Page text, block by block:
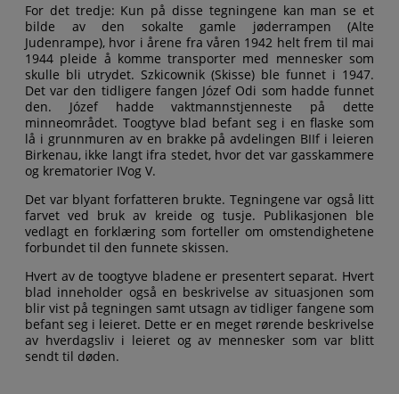
For det tredje: Kun på disse tegningene kan man se et
bilde av den sokalte gamle jøderrampen (Alte
Judenrampe), hvor i årene fra våren 1942 helt frem til mai
1944 pleide å komme transporter med mennesker som
skulle bli utrydet. Szkicownik (Skisse) ble funnet i 1947.
Det var den tidligere fangen Józef Odi som hadde funnet
den. Józef hadde vaktmannstjenneste på dette
minneområdet. Toogtyve blad befant seg i en flaske som
lå i grunnmuren av en brakke på avdelingen BIIf i leieren
Birkenau, ikke langt ifra stedet, hvor det var gasskammere
og krematorier IVog V.
Det var blyant forfatteren brukte. Tegningene var også litt
farvet ved bruk av kreide og tusje. Publikasjonen ble
vedlagt en forklæring som forteller om omstendighetene
forbundet til den funnete skissen.
Hvert av de toogtyve bladene er presentert separat. Hvert
blad inneholder også en beskrivelse av situasjonen som
blir vist på tegningen samt utsagn av tidliger fangene som
befant seg i leieret. Dette er en meget rørende beskrivelse
av hverdagsliv i leieret og av mennesker som var blitt
sendt til døden.